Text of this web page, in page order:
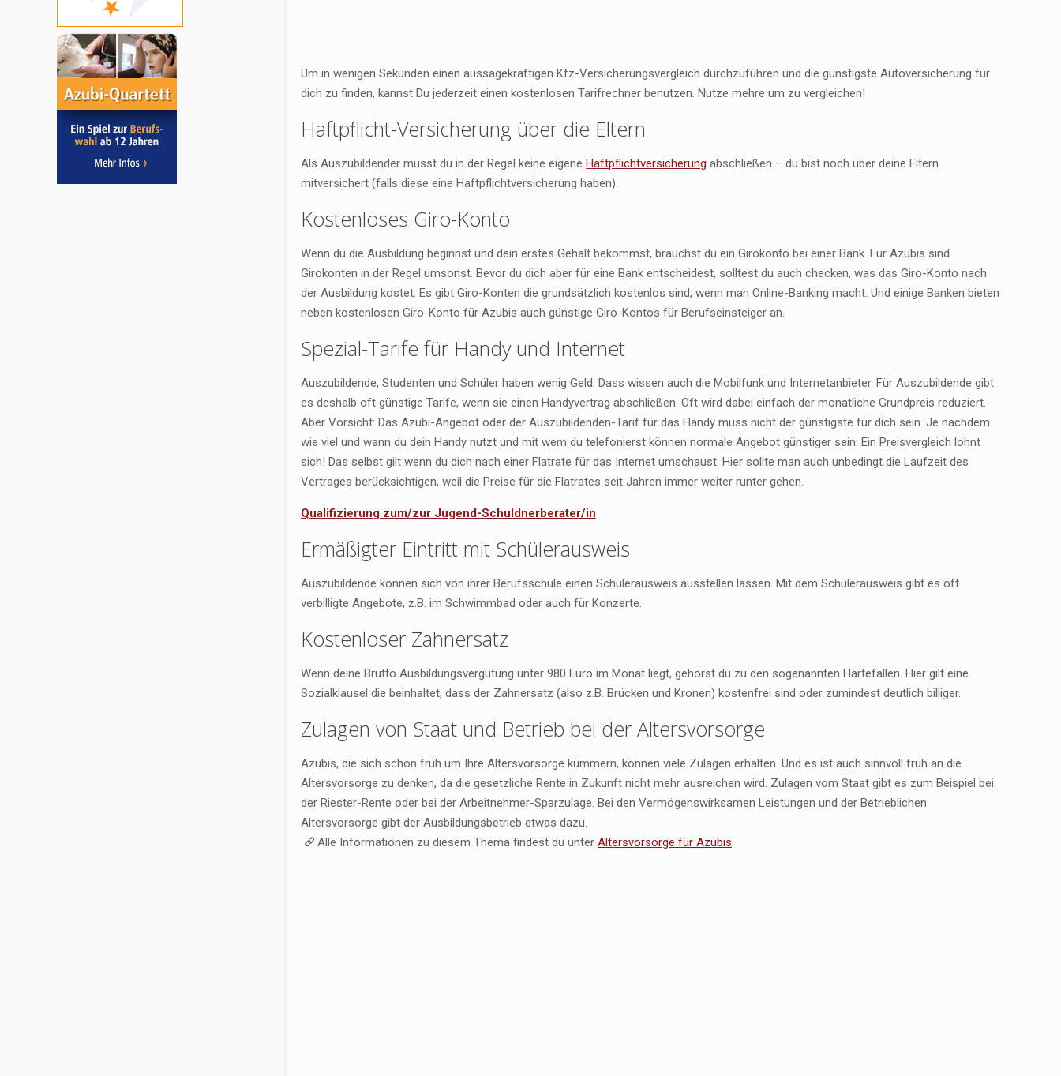
Um in wenigen Sekunden einen aussagekräftigen Kfz-Versicherungsvergleich durchzuführen und die günstigste Autoversicherung für
dich zu finden, kannst Du jederzeit einen kostenlosen Tarifrechner benutzen. Nutze mehre um zu vergleichen!
Haftpflicht-Versicherung über die Eltern
Als Auszubildender musst du in der Regel keine eigeneHaftpflichtversicherung abschließen – du bist noch über deine Eltern
mitversichert (falls diese eine Haftpflichtversicherung haben).
Kostenloses Giro-Konto
Wenn du die Ausbildung beginnst und dein erstes Gehalt bekommst, brauchst du ein Girokonto bei einer Bank. Für Azubis sind
Girokonten in der Regel umsonst. Bevor du dich aber für eine Bank entscheidest, solltest du auch checken, was das Giro-Konto nach
der Ausbildung kostet. Es gibt Giro-Konten die grundsätzlich kostenlos sind, wenn man Online-Banking macht. Und einige Banken bieten
neben kostenlosen Giro-Konto für Azubis auch günstige Giro-Kontos für Berufseinsteiger an.
Spezial-Tarife für Handy und Internet
Auszubildende, Studenten und Schüler haben wenig Geld. Dass wissen auch die Mobilfunk und Internetanbieter. Für Auszubildende gibt
es deshalb oft günstige Tarife, wenn sie einen Handyvertrag abschließen. Oft wird dabei einfach der monatliche Grundpreis reduziert.
Aber Vorsicht: Das Azubi-Angebot oder der Auszubildenden-Tarif für das Handy muss nicht der günstigste für dich sein. Je nachdem
wie viel und wann du dein Handy nutzt und mit wem du telefonierst können normale Angebot günstiger sein: Ein Preisvergleich lohnt
sich! Das selbst gilt wenn du dich nach einer Flatrate für das Internet umschaust. Hier sollte man auch unbedingt die Laufzeit des
Vertrages berücksichtigen, weil die Preise für die Flatrates seit Jahren immer weiter runter gehen.
Qualifizierung zum/zur Jugend-Schuldnerberater/in
Ermäßigter Eintritt mit Schülerausweis
Auszubildende können sich von ihrer Berufsschule einen Schülerausweis ausstellen lassen. Mit dem Schülerausweis gibt es oft
verbilligte Angebote, z.B. im Schwimmbad oder auch für Konzerte.
Kostenloser Zahnersatz
Wenn deine Brutto Ausbildungsvergütung unter 980 Euro im Monat liegt, gehörst du zu den sogenannten Härtefällen. Hier gilt eine
Sozialklausel die beinhaltet, dass der Zahnersatz (also z.B. Brücken und Kronen) kostenfrei sind oder zumindest deutlich billiger.
Zulagen von Staat und Betrieb bei der Altersvorsorge
Azubis, die sich schon früh um Ihre Altersvorsorge kümmern, können viele Zulagen erhalten. Und es ist auch sinnvoll früh an die
Altersvorsorge zu denken, da die gesetzliche Rente in Zukunft nicht mehr ausreichen wird. Zulagen vom Staat gibt es zum Beispiel bei
der Riester-Rente oder bei der Arbeitnehmer-Sparzulage. Bei den Vermögenswirksamen Leistungen und der Betrieblichen
Altersvorsorge gibt der Ausbildungsbetrieb etwas dazu.
Alle Informationen zu diesem Thema findest du unterAltersvorsorge für Azubis.